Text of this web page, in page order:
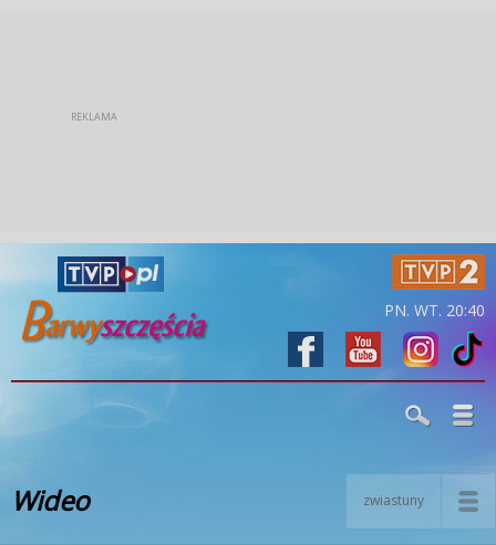
PN. WT. 20:40
Wideo zwiastuny